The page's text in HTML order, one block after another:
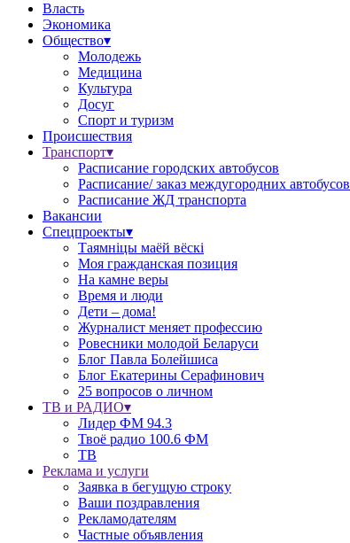
Власть
Экономика
Общество▾
Молодежь
Медицина
Культура
Досуг
Спорт и туризм
Происшествия
Транспорт▾
Расписание городских автобусов
Расписание/ заказ междугородних автобусов
Расписание ЖД транспорта
Вакансии
Спецпроекты▾
Таямніцы маёй вёскі
Моя гражданская позиция
На камне веры
Время и люди
Дети – дома!
Журналист меняет профессию
Ровесники молодой Беларуси
Блог Павла Болейшиса
Блог Екатерины Серафинович
25 вопросов о личном
ТВ и РАДИО▾
Лидер ФМ 94.3
Твоё радио 100.6 ФМ
ТВ
Реклама и услуги
Заявка в бегущую строку
Ваши поздравления
Рекламодателям
Частные объявления